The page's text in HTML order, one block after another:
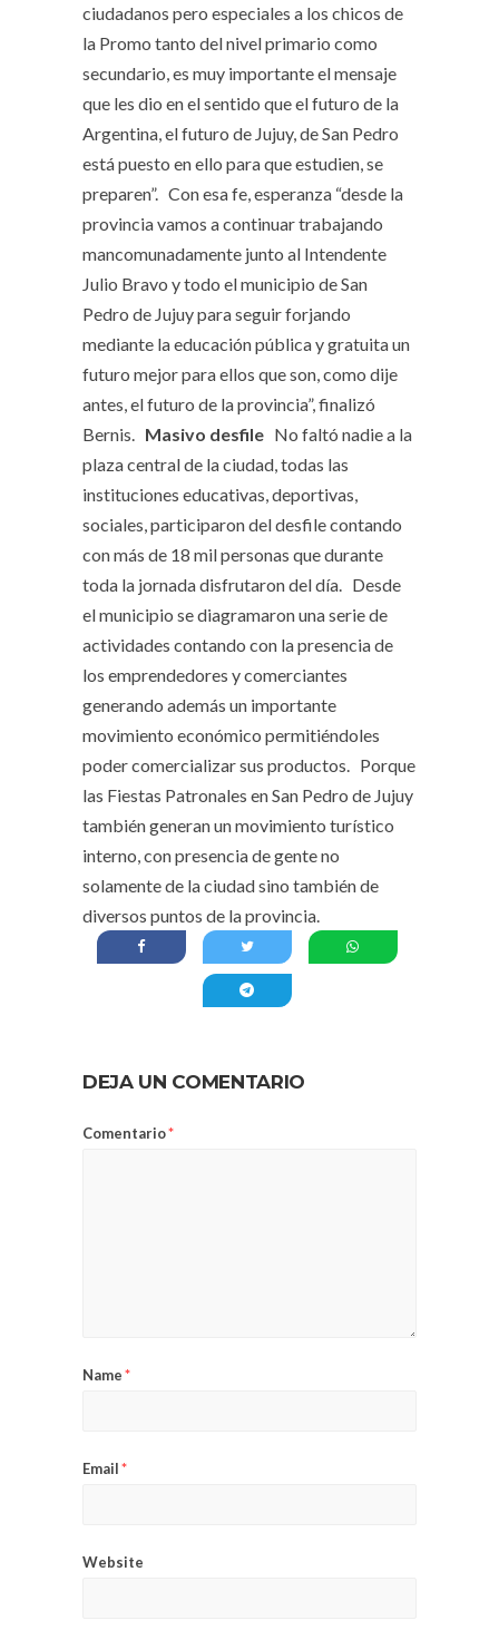
ciudadanos pero especiales a los chicos de
la Promo tanto del nivel primario como
secundario, es muy importante el mensaje
que les dio en el sentido que el futuro de la
Argentina, el futuro de Jujuy, de San Pedro
está puesto en ello para que estudien, se
preparen”. Con esa fe, esperanza “desde la
provincia vamos a continuar trabajando
mancomunadamente junto al Intendente
Julio Bravo y todo el municipio de San
Pedro de Jujuy para seguir forjando
mediante la educación pública y gratuita un
futuro mejor para ellos que son, como dije
antes, el futuro de la provincia”, finalizó
Bernis. Masivo desfile No faltó nadie a la
plaza central de la ciudad, todas las
instituciones educativas, deportivas,
sociales, participaron del desfile contando
con más de 18 mil personas que durante
toda la jornada disfrutaron del día. Desde
el municipio se diagramaron una serie de
actividades contando con la presencia de
los emprendedores y comerciantes
generando además un importante
movimiento económico permitiéndoles
poder comercializar sus productos. Porque
las Fiestas Patronales en San Pedro de Jujuy
también generan un movimiento turístico
interno, con presencia de gente no
solamente de la ciudad sino también de
diversos puntos de la provincia.
DEJA UN COMENTARIO
Comentario*
Name*
Email*
Website